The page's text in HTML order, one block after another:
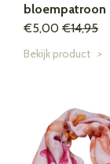
bloempatroon
€5,00 €14,95
Bekijk product >